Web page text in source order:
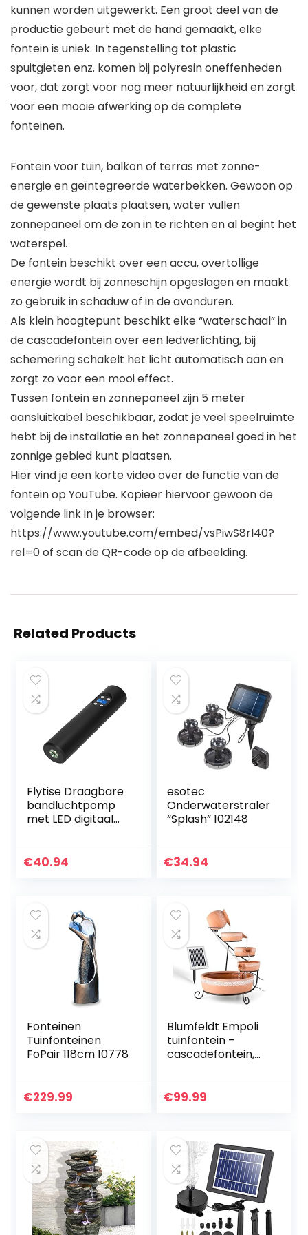
kunnen worden uitgewerkt. Een groot deel van de
productie gebeurt met de hand gemaakt, elke
fontein is uniek. In tegenstelling tot plastic
spuitgieten enz. komen bij polyresin oneffenheden
voor, dat zorgt voor nog meer natuurlijkheid en zorgt
voor een mooie afwerking op de complete
fonteinen.
Fontein voor tuin, balkon of terras met zonne-
energie en geïntegreerde waterbekken. Gewoon op
de gewenste plaats plaatsen, water vullen
zonnepaneel om de zon in te richten en al begint het
waterspel.
De fontein beschikt over een accu, overtollige
energie wordt bij zonneschijn opgeslagen en maakt
zo gebruik in schaduw of in de avonduren.
Als klein hoogtepunt beschikt elke “waterschaal” in
de cascadefontein over een ledverlichting, bij
schemering schakelt het licht automatisch aan en
zorgt zo voor een mooi effect.
Tussen fontein en zonnepaneel zijn 5 meter
aansluitkabel beschikbaar, zodat je veel speelruimte
hebt bij de installatie en het zonnepaneel goed in het
zonnige gebied kunt plaatsen.
Hier vind je een korte video over de functie van de
fontein op YouTube. Kopieer hiervoor gewoon de
volgende link in je browser:
https://www.youtube.com/embed/vsPiwS8rl40?
rel=0 of scan de QR-code op de afbeelding.
Related Products
Flytise Draagbare
bandluchtpomp
met LED digitaal
oplaadbare
€40.94
esotec
Onderwaterstraler
“Splash” 102148
€34.94
Fonteinen
Tuinfonteinen
FoPair 118cm 10778
€229.99
Blumfeldt Empoli
tuinfontein –
cascadefontein,
terracotta vaten,
€99.99